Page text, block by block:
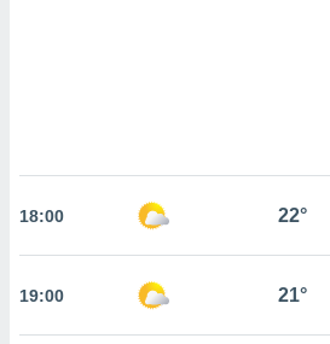
aceptar
de
18:00 22°
19:00 21°